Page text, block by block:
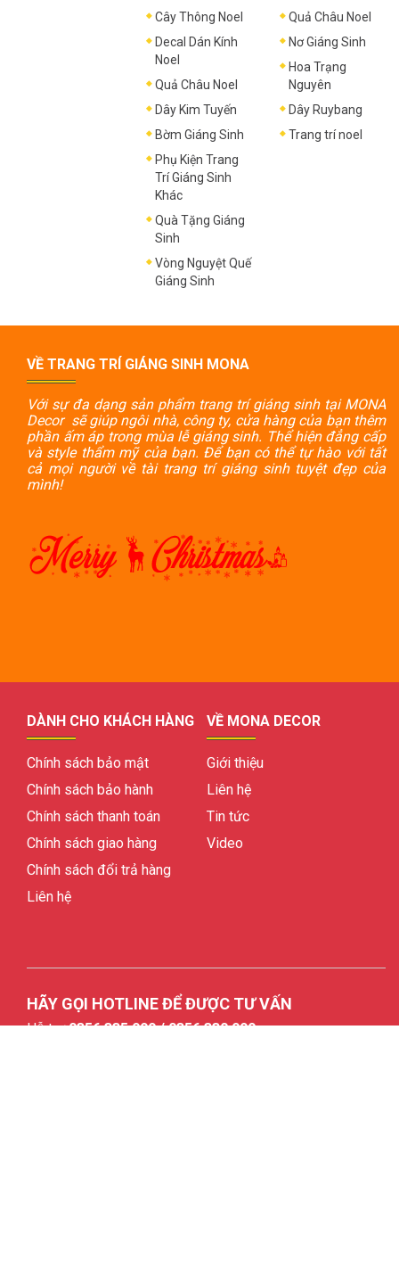
Cây Thông Noel
Decal Dán Kính
Noel
Quả Châu Noel
Dây Kim Tuyến
Bờm Giáng Sinh
Phụ Kiện Trang
Trí Giáng Sinh
Khác
Quà Tặng Giáng
Sinh
Vòng Nguyệt Quế
Giáng Sinh
Quả Châu Noel
Nơ Giáng Sinh
Hoa Trạng
Nguyên
Dây Ruybang
Trang trí noel
VỀ TRANG TRÍ GIÁNG SINH MONA
Với sự đa dạng sản phẩm trang trí giáng sinh tại MONA
Decor sẽ giúp ngôi nhà, công ty, cửa hàng của bạn thêm
phần ấm áp trong mùa lễ giáng sinh. Thể hiện đẳng cấp
và style thẩm mỹ của bạn. Để bạn có thể tự hào với tất
cả mọi người về tài trang trí giáng sinh tuyệt đẹp của
mình!
DÀNH CHO KHÁCH HÀNG
Chính sách bảo mật
Chính sách bảo hành
Chính sách thanh toán
Chính sách giao hàng
Chính sách đổi trả hàng
Liên hệ
VỀ MONA DECOR
Giới thiệu
Liên hệ
Tin tức
Video
HÃY GỌI HOTLINE ĐỂ ĐƯỢC TƯ VẤN
Hỗ trợ0356.335.999 / 0356.330.999